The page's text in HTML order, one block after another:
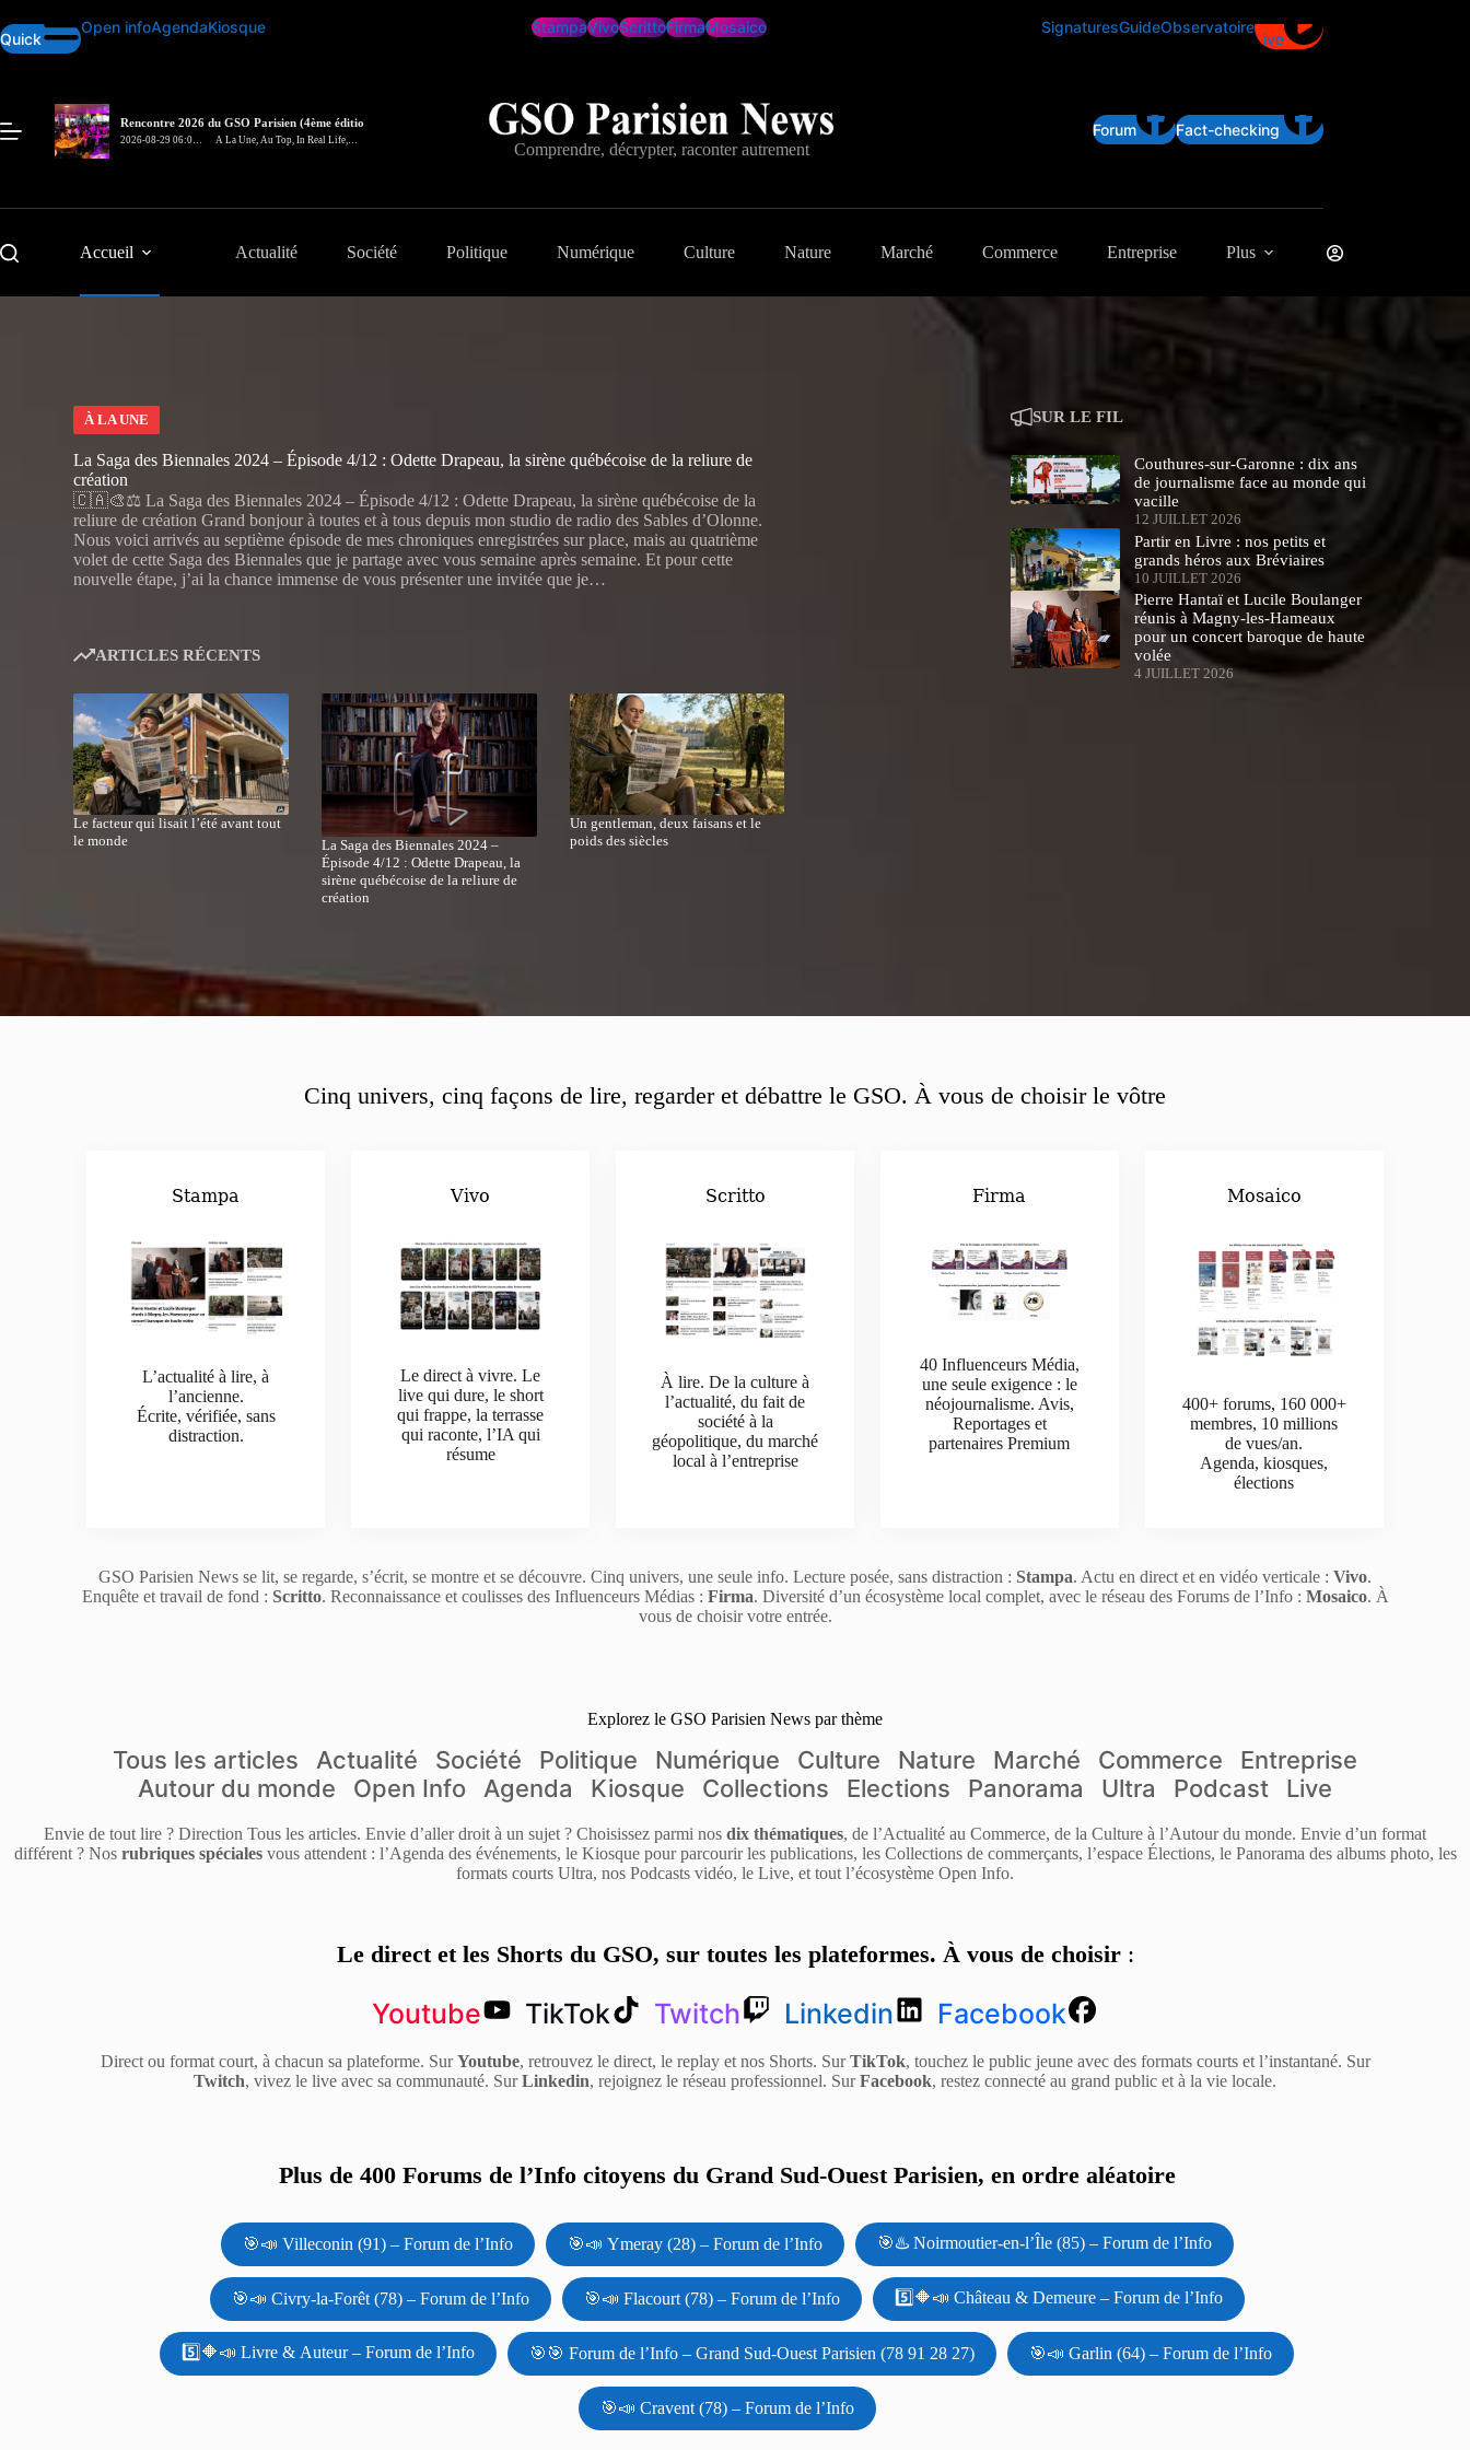
au
contenu
Quick
Open infoAgendaKiosque StampaVivoScrittoFirmaMosaico SignaturesGuideObservatoire
Live
Rencontre 2026 du GSO Parisien (4ème édition)
– In Real Life
2026-08-29 06:00
A La Une,Au Top,In Real Life,
Comprendre, décrypter, raconter autrement
Forum Fact-checking
Accueil Actualité Société Politique Numérique Culture Nature Marché Commerce Entreprise Plus
À LA UNE
La Saga des Biennales 2024 – Épisode 4/12 : Odette Drapeau, la sirène québécoise de la reliure de
création
🇨🇦🎨⚖️ La Saga des Biennales 2024 – Épisode 4/12 : Odette Drapeau, la sirène québécoise de la
reliure de création Grand bonjour à toutes et à tous depuis mon studio de radio des Sables d’Olonne.
Nous voici arrivés au septième épisode de mes chroniques enregistrées sur place, mais au quatrième
volet de cette Saga des Biennales que je partage avec vous semaine après semaine. Et pour cette
nouvelle étape, j’ai la chance immense de vous présenter une invitée que je…
ARTICLES RÉCENTS
Le facteur qui lisait l’été avant tout
le monde
La Saga des Biennales 2024 –
Épisode 4/12 : Odette Drapeau, la
sirène québécoise de la reliure de
création
Un gentleman, deux faisans et le
poids des siècles
SUR LE FIL
Couthures-sur-Garonne : dix ans
de journalisme face au monde qui
vacille
12 JUILLET 2026
Partir en Livre : nos petits et
grands héros aux Bréviaires
10 JUILLET 2026
Pierre Hantaï et Lucile Boulanger
réunis à Magny-les-Hameaux
pour un concert baroque de haute
volée
4 JUILLET 2026
Cinq univers, cinq façons de lire, regarder et débattre le GSO. À vous de choisir le vôtre
Stampa
L’actualité à lire, à
l’ancienne.
Écrite, vérifiée, sans
distraction.
Vivo
Le direct à vivre. Le
live qui dure, le short
qui frappe, la terrasse
qui raconte, l’IA qui
résume
Scritto
À lire. De la culture à
l’actualité, du fait de
société à la
géopolitique, du marché
local à l’entreprise
Firma
40 Influenceurs Média,
une seule exigence : le
néojournalisme. Avis,
Reportages et
partenaires Premium
Mosaico
400+ forums, 160 000+
membres, 10 millions
de vues/an.
Agenda, kiosques,
élections
GSO Parisien News se lit, se regarde, s’écrit, se montre et se découvre. Cinq univers, une seule info. Lecture posée, sans distraction : Stampa. Actu en direct et en vidéo verticale : Vivo.
Enquête et travail de fond : Scritto. Reconnaissance et coulisses des Influenceurs Médias : Firma. Diversité d’un écosystème local complet, avec le réseau des Forums de l’Info : Mosaico. À
vous de choisir votre entrée.
Explorez le GSO Parisien News par thème
Tous les articles Actualité Société Politique Numérique Culture Nature Marché Commerce
Entreprise
Autour du monde
Open Info Agenda Kiosque Collections Elections Panorama Ultra Podcast Live
Envie de tout lire ? Direction Tous les articles. Envie d’aller droit à un sujet ? Choisissez parmi nos dix thématiques, de l’Actualité au Commerce, de la Culture à l’Autour du monde. Envie d’un format
différent ? Nos rubriques spécialesvous attendent : l’Agenda des événements, le Kiosque pour parcourir les publications, les Collections de commerçants, l’espace Élections, le Panorama des albums photo, les
formats courts Ultra, nos Podcasts vidéo, le Live, et tout l’écosystème Open Info.
Le direct et les Shorts du GSO, sur toutes les plateformes. À vous de choisir:
Youtube TikTok Twitch Linkedin Facebook
Direct ou format court, à chacun sa plateforme. SurYoutube, retrouvez le direct, le replay et nos Shorts. SurTikTok, touchez le public jeune avec des formats courts et l’instantané. Sur
Twitch, vivez le live avec sa communauté. SurLinkedin, rejoignez le réseau professionnel. SurFacebook, restez connecté au grand public et à la vie locale.
Plus de 400 Forums de l’Info citoyens du Grand Sud-Ouest Parisien, en ordre aléatoire
🎯📣 Villeconin (91) – Forum de l’Info 🎯📣 Ymeray (28) – Forum de l’Info 🎯♨️ Noirmoutier-en-l’Île (85) – Forum de l’Info
🎯📣 Civry-la-Forêt (78) – Forum de l’Info 🎯📣 Flacourt (78) – Forum de l’Info 5️⃣🔶📣 Château & Demeure – Forum de l’Info
5️⃣🔶📣 Livre & Auteur – Forum de l’Info 🎯🎯 Forum de l’Info – Grand Sud-Ouest Parisien (78 91 28 27) 🎯📣 Garlin (64) – Forum de l’Info
🎯📣 Cravent (78) – Forum de l’Info